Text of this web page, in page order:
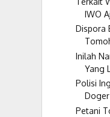
IWO
Dispora
Inilah
Yang
Polisi
Petani